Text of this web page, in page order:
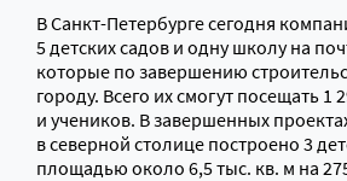
В Санкт-Петербурге сегодня
5 детских садов и одну школу на
которые по завершению
городу. Всего их смогут посещать 1
и учеников. В завершенных
в северной столице построено 3
площадью около 6,5 тыс. кв. м на